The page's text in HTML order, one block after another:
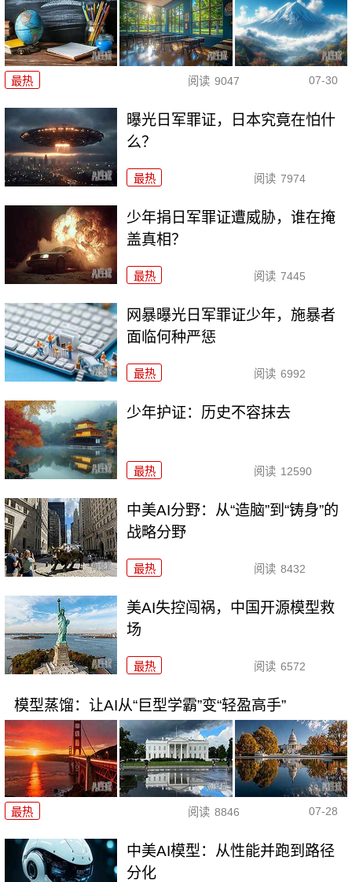
最热 阅读 9047 07-30
曝光日军罪证，日本究竟在怕什
么？
最热 阅读 7974
少年捐日军罪证遭威胁，谁在掩
盖真相？
最热 阅读 7445
网暴曝光日军罪证少年，施暴者
面临何种严惩
最热 阅读 6992
少年护证：历史不容抹去
最热 阅读 12590
中美AI分野：从“造脑”到“铸身”的
战略分野
最热 阅读 8432
美AI失控闯祸，中国开源模型救
场
最热 阅读 6572
模型蒸馏：让AI从“巨型学霸”变“轻盈高手”
最热 阅读 8846 07-28
中美AI模型：从性能并跑到路径
分化